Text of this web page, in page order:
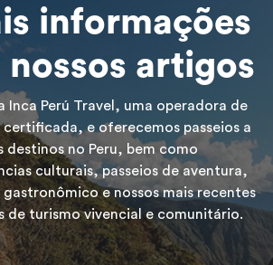
informações
nossos artigos
Inca Perú Travel, uma operadora de
e oferecemos passeios a
destinos no Peru, bem como
culturais, passeios de aventura,
e nossos mais recentes
de turismo vivencial e comunitário.